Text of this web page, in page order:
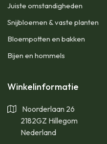
Juiste omstandigheden
Snijbloemen & vaste planten
Bloempotten en bakken
Bijen en hommels
Winkelinformatie
Noorderlaan 26
2182GZ Hillegom
Nederland